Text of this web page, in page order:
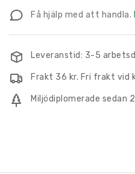
150
x
150
mängd
Få hjälp med att handla.
Leveranstid: 3-5
Frakt 36 kr. Fri frakt vid
Miljödiplomerade sedan